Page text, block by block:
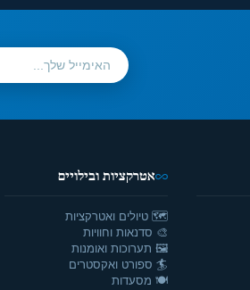
אטרקציות ובילויים
🗺️ טיולים ואטרקציות
🎨 סדנאות וחוויות
🖼️ תערוכות ואומנות
🏄 ספורט ואקסטרים
🍽️ מסעדות